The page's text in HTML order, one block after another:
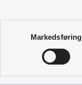
Markedsføring